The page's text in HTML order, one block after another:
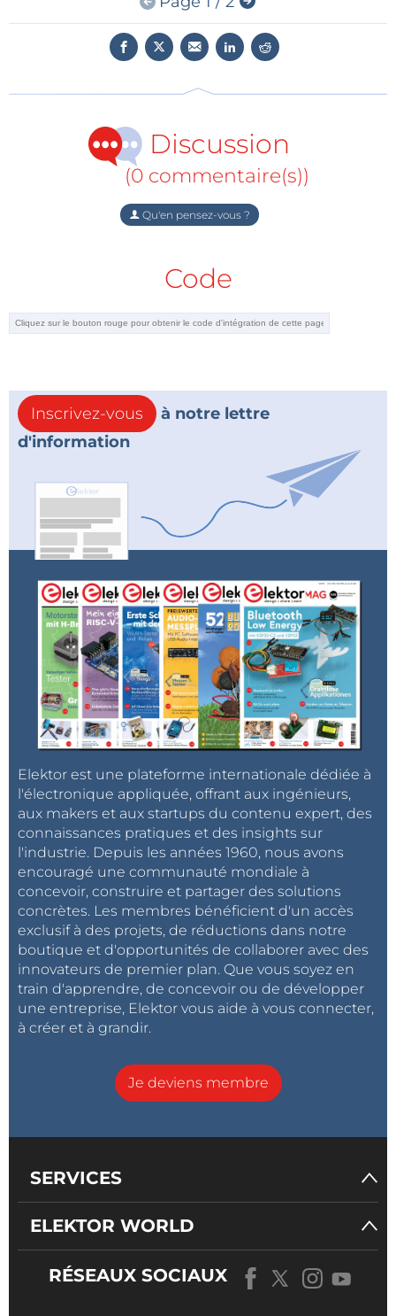
Discussion
(0 commentaire(s))
Qu'en pensez-vous ?
Code
Inscrivez-vous
à notre lettre
d'information
Elektor est une plateforme internationale dédiée à
l'électronique appliquée, offrant aux ingénieurs,
aux makers et aux startups du contenu expert, des
connaissances pratiques et des insights sur
l'industrie. Depuis les années 1960, nous avons
encouragé une communauté mondiale à
concevoir, construire et partager des solutions
concrètes. Les membres bénéficient d'un accès
exclusif à des projets, de réductions dans notre
boutique et d'opportunités de collaborer avec des
innovateurs de premier plan. Que vous soyez en
train d'apprendre, de concevoir ou de développer
une entreprise, Elektor vous aide à vous connecter,
à créer et à grandir.
Je deviens membre
SERVICES
ELEKTOR WORLD
RÉSEAUX SOCIAUX